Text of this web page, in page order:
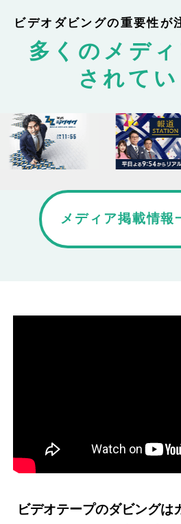
ビデオダビングの重要性が
多くのメデ
されて
メディア掲載情報
ビデオテープのダビングは